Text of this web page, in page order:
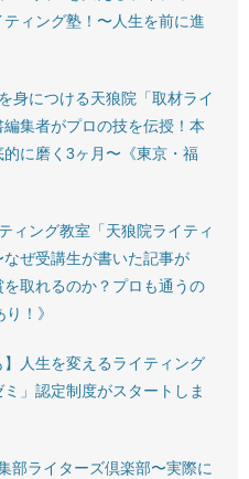
ィング塾！〜人生を前に進
身につける天狼院「取材ライ
集者がプロの技を伝授！本
に磨く3ヶ月〜《東京・福
ィング教室「天狼院ライティ
ぜ受講生が書いた記事が
取れるのか？プロも通うの
！》
】人生を変えるライティング
」認定制度がスタートしま
部ライターズ倶楽部〜実際に